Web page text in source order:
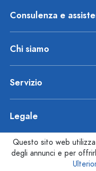
Consulenza e
Chi siamo
Servizio
Legale
Questo sito web
degli annunci e per